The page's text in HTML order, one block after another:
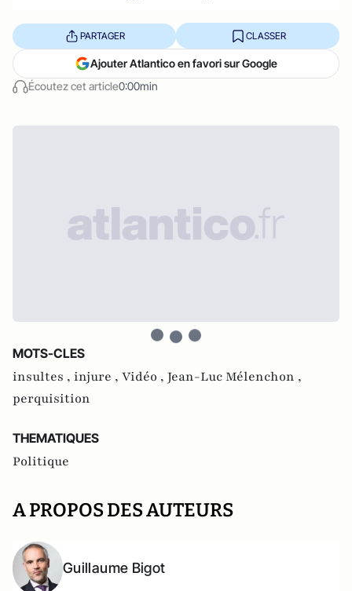
Écoutez cet article0:00min
PARTAGER CLASSER
Ajouter Atlantico en favori sur Google
MOTS-CLES
insultes , injure , Vidéo , Jean-Luc Mélenchon ,
perquisition
THEMATIQUES
Politique
A PROPOS DES AUTEURS
Guillaume Bigot